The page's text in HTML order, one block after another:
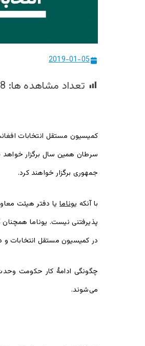
2019-01-05
تعداد مشاهده ها:
کمیسیون مستقل انتخابات افغانستان، هفتۀ
سرطان همین سال برگزار خواهد
جمهوری برگزار خواهند کرد.
با آنکهیونامایا دفتر هیئت
در کمیسیون مستقل انتخابات و
می‌شوند.